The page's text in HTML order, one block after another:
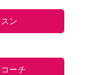
ン
ーチ